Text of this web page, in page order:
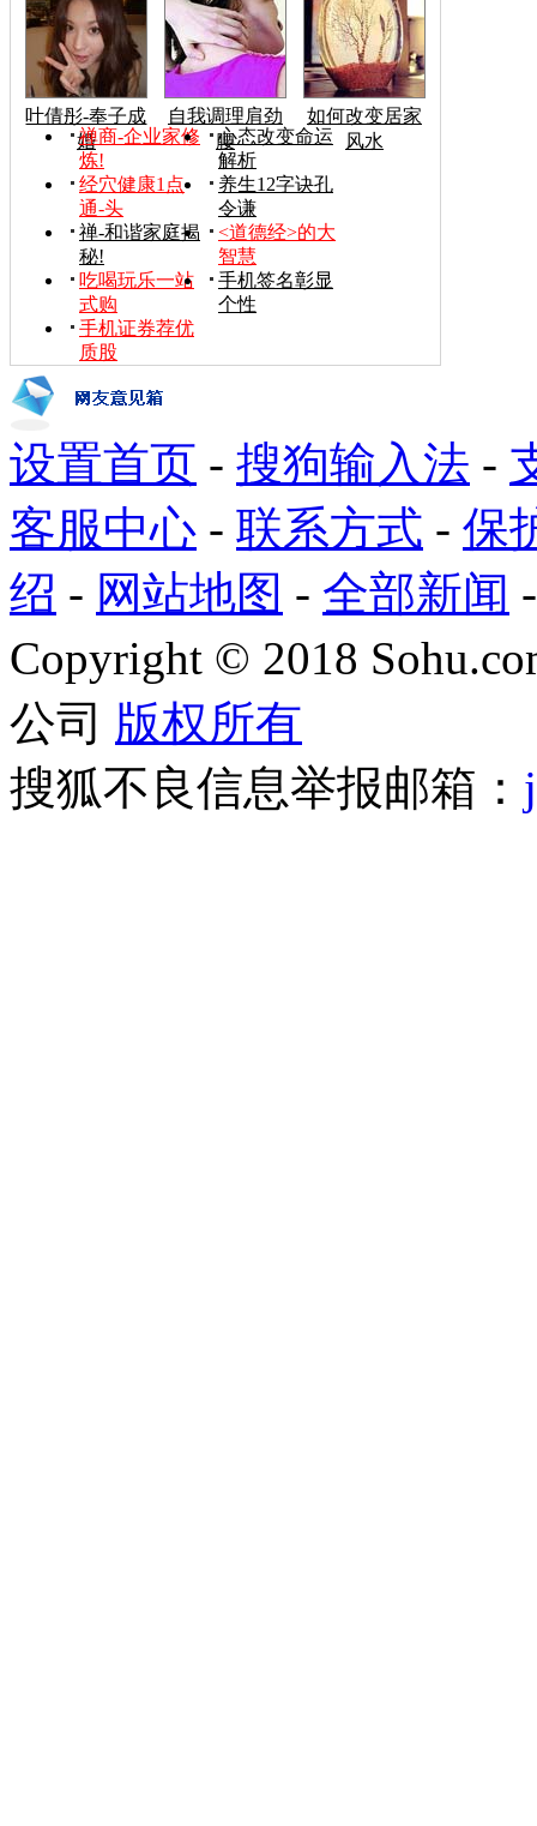
叶倩彤-奉子成
婚
自我调理肩劲
腰
如何改变居家
风水
禅商-企业家修
炼!
心态改变命运
解析
经穴健康1点
通-头
养生12字诀孔
令谦
禅-和谐家庭揭
秘!
<道德经>的大
智慧
吃喝玩乐一站
式购
手机签名彰显
个性
手机证券荐优
质股
设置首页 - 搜狗输入法 -
客服中心 - 联系方式 - 保
绍 - 网站地图 - 全部新闻
Copyright © 2018
公司 版权所有
搜狐不良信息举报邮箱：